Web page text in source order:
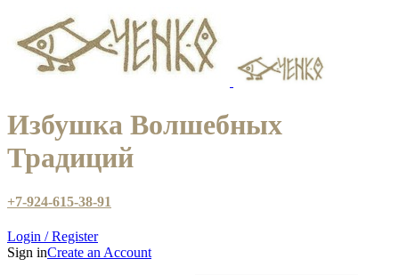
Избушка Волшебных
Традиций
+7-924-615-38-91
Login / Register
Sign inCreate an Account